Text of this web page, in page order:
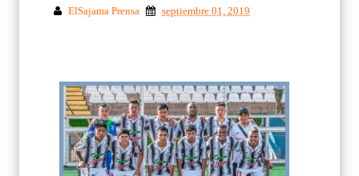
ElSajama Prensa septiembre 01, 2019